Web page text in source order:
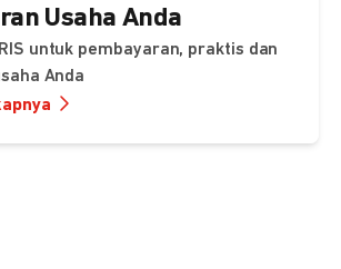
Usaha Anda
untuk pembayaran, praktis dan
Anda